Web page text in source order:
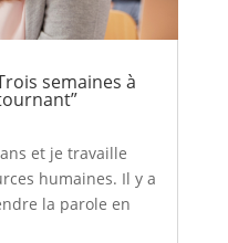
semaines à
et je travaille
humaines. Il y a
la parole en